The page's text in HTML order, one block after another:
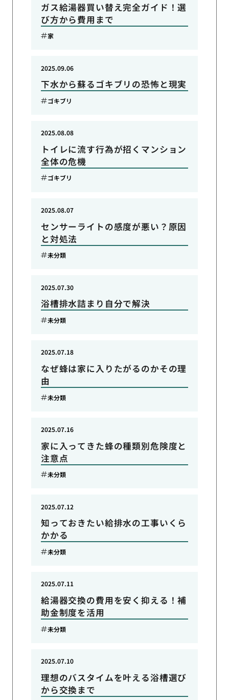
ガス給湯器買い替え完全ガイド！選
び方から費用まで
家
下水から蘇るゴキブリの恐怖と現実
2025.09.06
ゴキブリ
トイレに流す行為が招くマンション
全体の危機
2025.08.08
ゴキブリ
センサーライトの感度が悪い？原因
と対処法
2025.08.07
未分類
浴槽排水詰まり自分で解決
2025.07.30
未分類
なぜ蜂は家に入りたがるのかその理
由
2025.07.18
未分類
家に入ってきた蜂の種類別危険度と
注意点
2025.07.16
未分類
知っておきたい給排水の工事いくら
かかる
2025.07.12
未分類
給湯器交換の費用を安く抑える！補
助金制度を活用
2025.07.11
未分類
理想のバスタイムを叶える浴槽選び
から交換まで
2025.07.10